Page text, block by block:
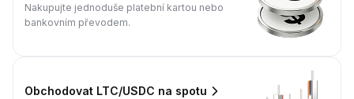
Nakupujte jednoduše platební kartou nebo
bankovním převodem.
Obchodovat LTC/USDC na spotu